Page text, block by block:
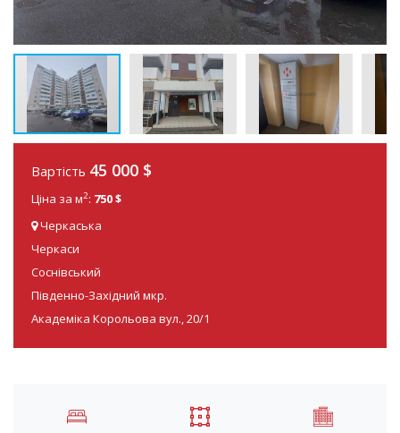
Вартість 45 000 $
Ціна за м2: 750 $
Черкаська
Черкаси
Соснівський
Південно-Західний мкр.
Академіка Корольова вул., 20/1